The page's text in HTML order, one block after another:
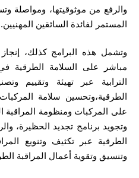
والرفع من موثوقيتها، ومواصلة
المستمر لفائدة السائقين المهنيين.
وتشمل هذه البرامج كذلك،
مباشر على السلامة الطرقية
الترابية عبر تهيئة وتقييم
الطرقية،وتحسين سلامة
على المركبات ومنظومة المراقبة
وتجويد برنامج تجديد الحظيرة،
الطرقية عبر تكثيف وتنويع
وتنسيق وتقوية أعمال المراقبة